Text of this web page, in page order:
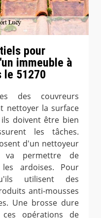
pour
immeuble à
le 51270
des couvreurs
nettoyer la surface
doivent être bien
les tâches.
d'un nettoyeur
va permettre de
ardoises. Pour
utilisent des
anti-mousses
Une brosse dure
opérations de